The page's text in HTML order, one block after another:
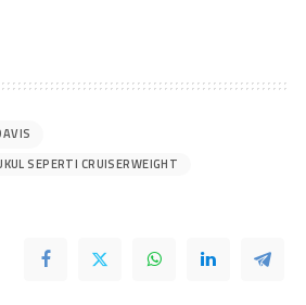
SEPERTI CRUISERWEIGHT